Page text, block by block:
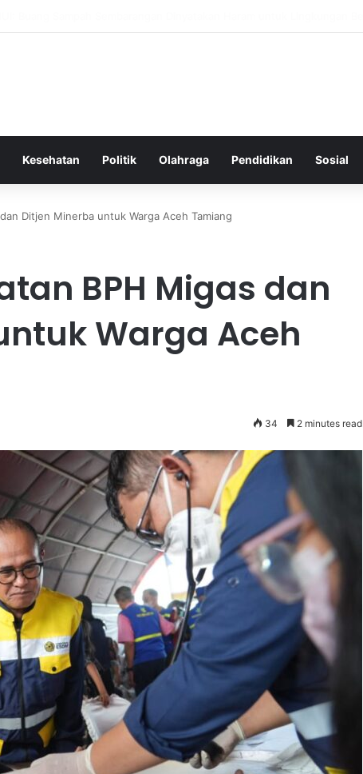
Kesehatan Politik Olahraga Pendidikan Sosial
Ditjen Minerba untuk Warga Aceh Tamiang
BPH Migas dan
Warga Aceh
34 2 minutes read